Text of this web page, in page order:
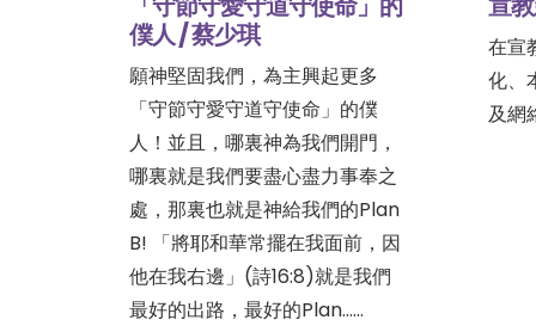
僕人 / 蔡少琪
願神堅固我們，為主興起更多
「守節守愛守道守使命」的僕
人！並且，哪裏神為我們開門，
哪裏就是我們要盡心盡力事奉之
處，那裏也就是神給我們的Plan
B! 「將耶和華常擺在我面前，因
他在我右邊」(詩16:8)就是我們
最好的出路，最好的Plan……
在宣
化、
及網